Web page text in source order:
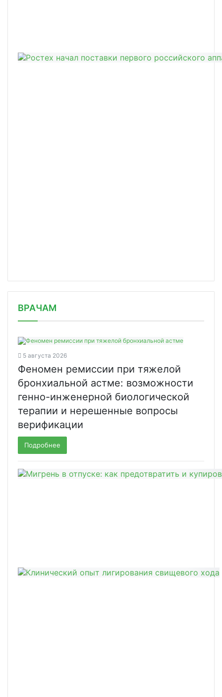
ВРАЧАМ
5 августа 2026
Феномен ремиссии при тяжелой
бронхиальной астме: возможности
генно-инженерной биологической
терапии и нерешенные вопросы
верификации
Подробнее